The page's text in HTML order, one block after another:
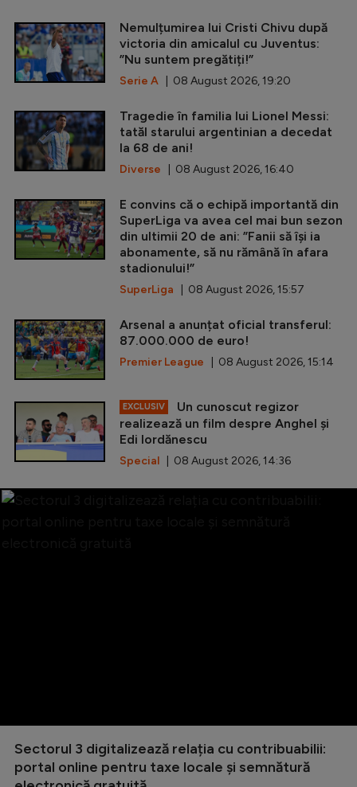
Nemulțumirea lui Cristi Chivu după
victoria din amicalul cu Juventus:
”Nu suntem pregătiți!”
Serie A | 08 August 2026, 19:20
Tragedie în familia lui Lionel Messi:
tatăl starului argentinian a decedat
la 68 de ani!
Diverse | 08 August 2026, 16:40
E convins că o echipă importantă din
SuperLiga va avea cel mai bun sezon
din ultimii 20 de ani: ”Fanii să își ia
abonamente, să nu rămână în afara
stadionului!”
SuperLiga | 08 August 2026, 15:57
Arsenal a anunțat oficial transferul:
87.000.000 de euro!
Premier League | 08 August 2026, 15:14
EXCLUSIV
Un cunoscut regizor
realizează un film despre Anghel și
Edi Iordănescu
Special | 08 August 2026, 14:36
Sectorul 3 digitalizează relația cu contribuabilii:
portal online pentru taxe locale și semnătură